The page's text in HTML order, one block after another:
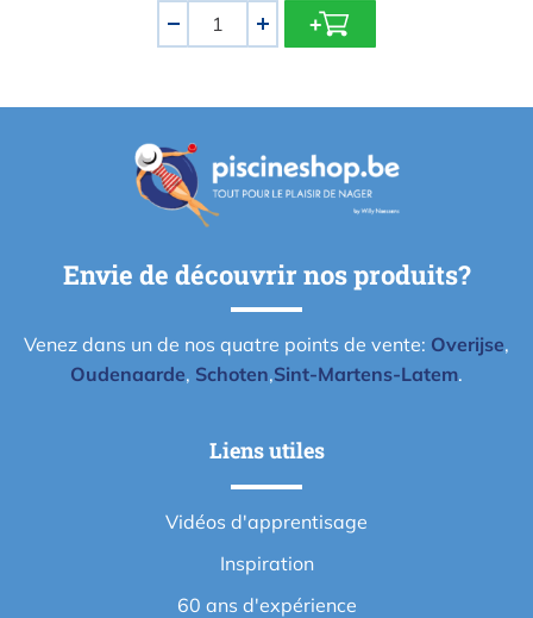
Quantité
+
Envie de découvrir nos produits?
Venez dans un de nos quatre points de vente: Overijse,
Oudenaarde, Schoten,Sint-Martens-Latem.
Liens utiles
Vidéos d'apprentisage
Inspiration
60 ans d'expérience